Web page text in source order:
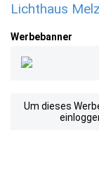
Lichthaus
Werbebanner
Um dieses